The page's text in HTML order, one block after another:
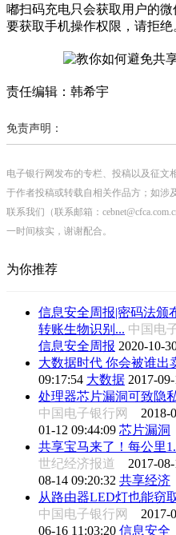
嘟扫码充电只会获取用户的
要获取手机操作权限，请拒绝
责任编辑：韩希宇
免责声明：
电子银行网发布的专栏、投稿以及征文
于作者投稿或转载自相关作品方；如涉
联系我们（联系邮箱：
一时间核实，谢谢配合。
为你推荐
信息安全周报|密码法颁
转账生物识别... 中国电
信息安全周报 2020-10-
大数据时代 你会被谁出
09:17:54 大数据 2017-
处理器芯片漏洞可致隐
中国电子银行网 2018-
01-12 09:44:09 芯片漏洞
共享宝马来了！每公里
世纪经济报道 2017-
08-14 09:20:32 共享经济
从路由器LED灯也能窃
中国电子银行网 2017-
06-16 11:03:20 信息安全